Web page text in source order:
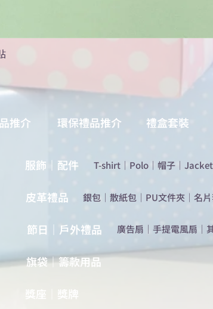
推介 環保禮品推介 禮盒套裝
服飾｜配件 T-shirt ｜ Polo ｜ 帽子 ｜ Jacket
​皮革禮品 ​銀包 ｜ 散紙包 ｜ PU文件夾 ｜ 名
節日｜戶外禮品 ​廣告扇 ｜ 手提電風扇 ｜
旗袋｜籌款用品
​獎座｜獎牌